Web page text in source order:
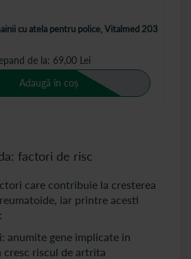
cu atela pentru police, Vitalmed 203
de la 69,00 Lei
Adaugă în coș
factori de risc
care contribuie la cresterea
iar printre acesti
anumite gene implicate in
cresc riscul de artrita